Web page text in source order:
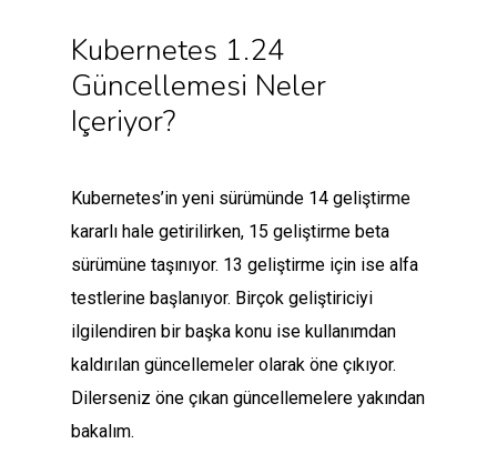
Kubernetes 1.24
Güncellemesi Neler
Içeriyor?
Kubernetes’in yeni sürümünde 14 geliştirme
kararlı hale getirilirken, 15 geliştirme beta
sürümüne taşınıyor. 13 geliştirme için ise alfa
testlerine başlanıyor. Birçok geliştiriciyi
ilgilendiren bir başka konu ise kullanımdan
kaldırılan güncellemeler olarak öne çıkıyor.
Dilerseniz öne çıkan güncellemelere yakından
bakalım.